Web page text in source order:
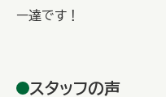
ー達です！
スタッフの声